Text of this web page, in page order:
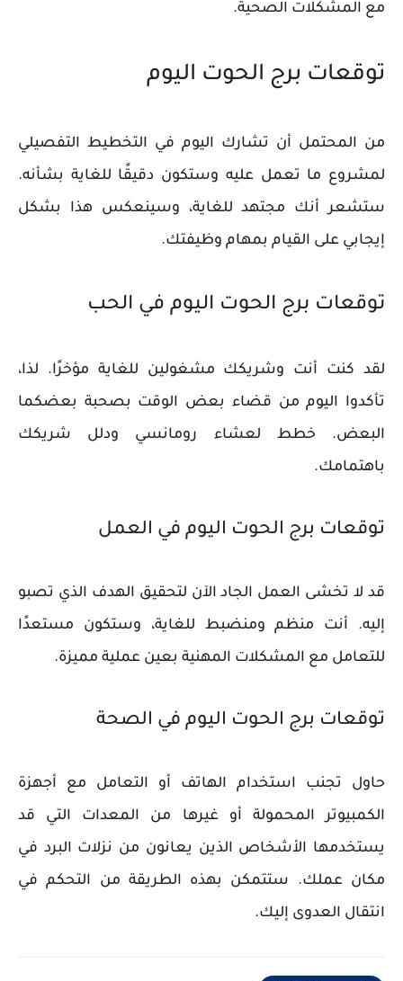
مع المشكلات الصحية.
توقعات برج الحوت اليوم
من المحتمل أن تشارك اليوم في التخطيط التفصيلي
لمشروع ما تعمل عليه وستكون دقيقًا للغاية بشأنه.
ستشعر أنك مجتهد للغاية، وسينعكس هذا بشكل
إيجابي على القيام بمهام وظيفتك.
توقعات برج الحوت اليوم في الحب
لقد كنت أنت وشريكك مشغولين للغاية مؤخرًا. لذا،
تأكدوا اليوم من قضاء بعض الوقت بصحبة بعضكما
البعض. خطط لعشاء رومانسي ودلل شريكك
باهتمامك.
توقعات برج الحوت اليوم في العمل
قد لا تخشى العمل الجاد الآن لتحقيق الهدف الذي تصبو
إليه. أنت منظم ومنضبط للغاية، وستكون مستعدًا
للتعامل مع المشكلات المهنية بعين عملية مميزة.
توقعات برج الحوت اليوم في الصحة
حاول تجنب استخدام الهاتف أو التعامل مع أجهزة
الكمبيوتر المحمولة أو غيرها من المعدات التي قد
يستخدمها الأشخاص الذين يعانون من نزلات البرد في
مكان عملك. ستتمكن بهذه الطريقة من التحكم في
انتقال العدوى إليك.